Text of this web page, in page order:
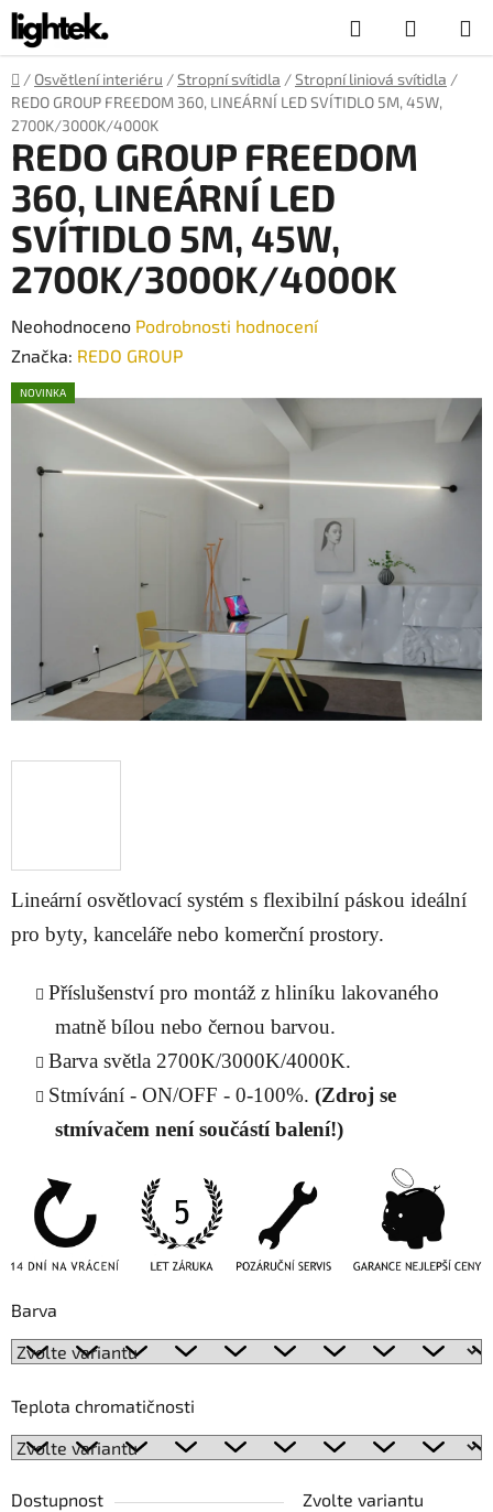
Přejít
na
obsah
Hledat
KOŠÍK
Domů
/ Osvětlení interiéru /Stropní svítidla /Stropní liniová svítidla /
REDO GROUP FREEDOM 360, LINEÁRNÍ LED SVÍTIDLO 5M, 45W,
2700K/3000K/4000K
Lineární osvětlovací systém s flexibilní páskou ideální
pro byty, kanceláře nebo komerční prostory.
Příslušenství pro montáž z hliníku lakovaného
matně bílou nebo černou barvou.
Barva světla 2700K/3000K/4000K.
Stmívání - ON/OFF - 0-100%. (Zdroj se
stmívačem není součástí balení!)
Barva
Teplota chromatičnosti
Dostupnost
Zvolte variantu
REDO GROUP FREEDOM
360, LINEÁRNÍ LED
SVÍTIDLO 5M, 45W,
2700K/3000K/4000K
Průměrné
hodnocení
produktu
hvězdiček.
Neohodnoceno Podrobnosti hodnocení
Značka: REDO GROUP
NOVINKA